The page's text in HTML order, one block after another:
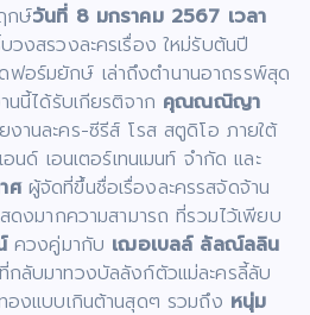
กษ์วันที่ 8 มกราคม 2567 เวลา
งสรวงละครเรื่อง ใหม่รับต้นปี
ฟอร์มยักษ์ เล่าถึงตำนานอาถรรพ์สุด
นี้ได้รับเกียรติจาก คุณณณิญา
งานละคร-ซีรีส์ โรส สตูดิโอ ภายใต้
ด์ เอนเตอร์เทนเมนท์ จำกัด และ
ศ ผู้จัดที่ขึ้นชื่อเรื่องละครรสจัดจ้าน
ดงมากความสามารถ ที่รวมไว้เพียบ
ควงคู่มากับ เฌอเบลล์ ลัลณ์ลลิน
ที่กลับมาทวงบัลลังก์ตัวแม่ละครลี้ลับ
องแบบเกินต้านสุดๆ รวมถึง หนุ่ม